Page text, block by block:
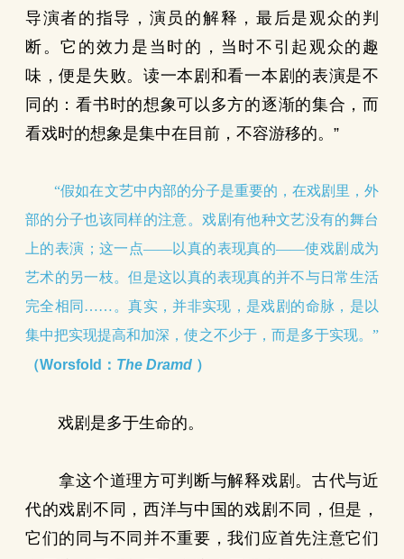
导演者的指导，演员的解释，最后是观众的判
断。它的效力是当时的，当时不引起观众的趣
味，便是失败。读一本剧和看一本剧的表演是不
同的：看书时的想象可以多方的逐渐的集合，而
看戏时的想象是集中在目前，不容游移的。”
“假如在文艺中内部的分子是重要的，在戏剧里，外
部的分子也该同样的注意。戏剧有他种文艺没有的舞台
上的表演；这一点——以真的表现真的——使戏剧成为
艺术的另一枝。但是这以真的表现真的并不与日常生活
完全相同……。真实，并非实现，是戏剧的命脉，是以
集中把实现提高和加深，使之不少于，而是多于实现。”
（Worsfold： The Dramd ）
戏剧是多于生命的。
拿这个道理方可判断与解释戏剧。古代与近
代的戏剧不同，西洋与中国的戏剧不同，但是，
它们的同与不同并不重要，我们应首先注意它们